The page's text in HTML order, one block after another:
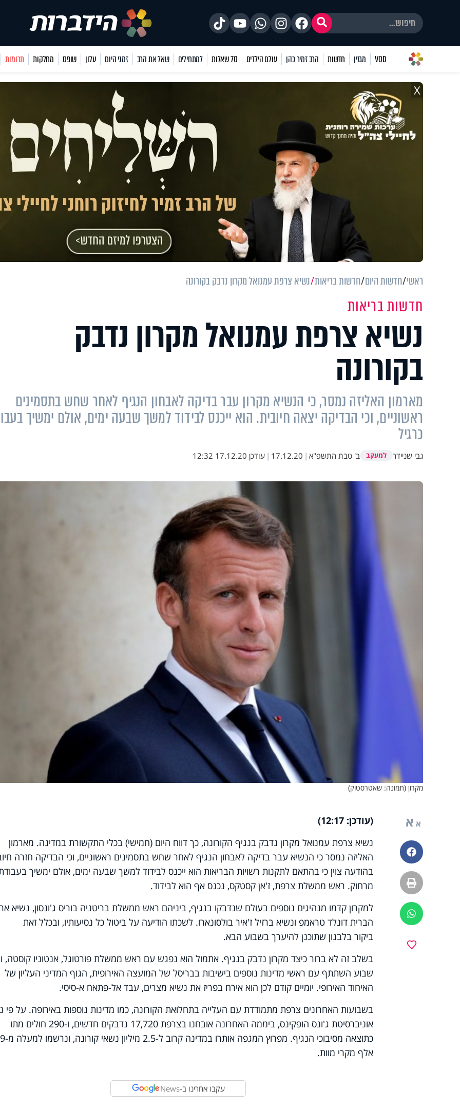
VOD מגזין חדשות הרב זמיר כהן עולם הילדים 70 שאלות למתחילים שאל את הרב זמני היום עלון שופס מחלקות תרומות
X
ראשי חדשות היום חדשות בריאות נשיא צרפת עמנואל מקרון נדבק בקורונה
חדשות בריאות
נשיא צרפת עמנואל מקרון נדבק
בקורונה
מארמון האליזה נמסר, כי הנשיא מקרון עבר בדיקה לאבחון הנגיף לאחר שחש בתסמינים
ראשוניים, וכי הבדיקה יצאה חיובית. הוא ייכנס לבידוד למשך שבעה ימים, אולם ימשיך
כרגיל
גבי שניידר למעקב ב' טבת התשפ"א |
17.12.20
| עודכן 17.12.20 12:32
מקרון (תמונה: שאטרסטוק)
א א
פייסבוק
הדפסה
ווטסאפ
(עודכן: 12:17)
נשיא צרפת עמנואל מקרון נדבק בנגיף הקורונה, כך דווח היום (חמישי) בכלי התקשורת במדינה. מארמון
האליזה נמסר כי הנשיא עבר בדיקה לאבחון הנגיף לאחר שחש בתסמינים ראשוניים, וכי הבדיקה חזרה
בהודעה צוין כי בהתאם לתקנות רשויות הבריאות הוא ייכנס לבידוד למשך שבעה ימים, אולם ימשיך
מרחוק. ראש ממשלת צרפת, ז'אן קסטקס, נכנס אף הוא לבידוד.
למקרון קדמו מנהיגים נוספים בעולם שנדבקו בנגיף, ביניהם ראש ממשלת בריטניה בוריס ג'ונסון, נשיא
הברית דונלד טראמפ ונשיא ברזיל ז'איר בולסונארו. לשכתו הודיעה על ביטול כל נסיעותיו, ובכלל זאת
ביקור בלבנון שתוכנן להיערך בשבוע הבא.
בשלב זה לא ברור כיצד מקרון נדבק בנגיף. אתמול הוא נפגש עם ראש ממשלת פורטוגל, אנטוניו קוסטה,
שבוע השתתף עם ראשי מדינות נוספים בישיבות בבריסל של המועצה האירופית, הגוף המדיני העליון של
האיחוד האירופי. יומיים קודם לכן הוא אירח בפריז את נשיא מצרים, עבד אל-פתאח א-סיסי.
בשבועות האחרונים צרפת מתמודדת עם העלייה בתחלואת הקורונה, כמו מדינות נוספות באירופה. על פי
אוניברסיטת ג'ונס הופקינס, ביממה האחרונה אובחנו בצרפת 17,720 נדבקים חדשים, ו-290 חולים מתו
כתוצאה מסיבוכי הנגיף. מפרוץ
אלף מקרי מוות.
עקבו אחרינו ב-News